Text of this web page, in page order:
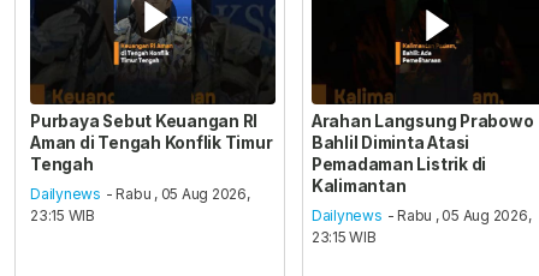
Purbaya Sebut Keuangan RI
Aman di Tengah Konflik Timur
Tengah
Dailynews - Rabu , 05 Aug 2026,
23:15 WIB
Arahan Langsung Prabowo
Bahlil Diminta Atasi
Pemadaman Listrik di
Kalimantan
Dailynews - Rabu , 05 Aug 2026,
23:15 WIB